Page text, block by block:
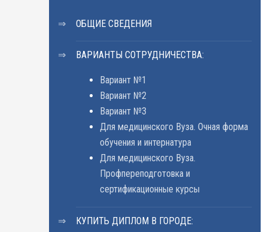
ОБЩИЕ СВЕДЕНИЯ
ВАРИАНТЫ СОТРУДНИЧЕСТВА:
Вариант №1
Вариант №2
Вариант №3
Для медицинского Вуза. Очная форма
обучения и интернатура
Для медицинского Вуза.
Профпереподготовка и
сертификационные курсы
КУПИТЬ ДИПЛОМ В ГОРОДЕ: